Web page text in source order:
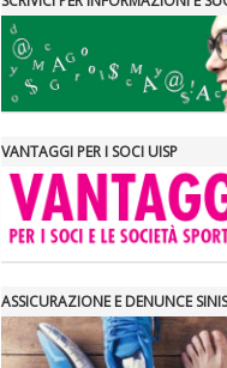
VANTAGGI PER I SOCI UISP
ASSICURAZIONE E DENUNCE